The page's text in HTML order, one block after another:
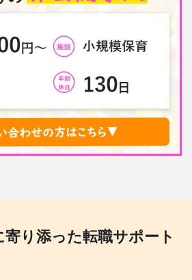
り添った転職サポート